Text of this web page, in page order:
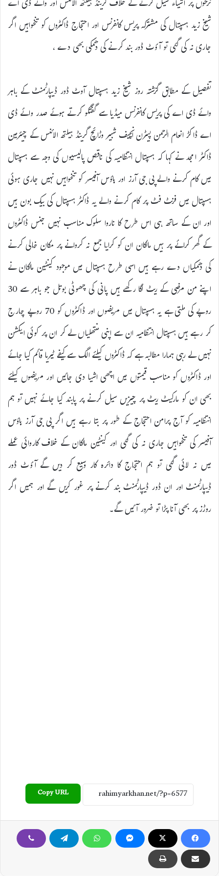
شیخ زید ہسپتال کی مشترکہ پریس کانفرنس اور احتجاج ڈاکٹروں کو تنخواہیں اگر
جاری نہ کی گئی تو آؤٹ ڈور بند کرنے کی دھمکی بھی دے ،
تفصیل کے مطابق گزشتہ روز شیخ زید ہسپتال آوٹ ڈور ڈیپارٹمنٹ کے باہر
وائے ڈی اے کی پریس کانفرنس میڈیا سے گفتگو کرتے ہوئے صدر وائے ڈی
اے ڈاکڑ انعام الرحمن پیٹرن انچیف شبیر وڑائچ گرینڈ ہیلتھ الائنس کے چیئرمین
ڈاکٹر امجد نے کہا کہ ہسپتال انتظامیہ کی ناقص پالیسیوں کی وجہ سے ہسپتال
میں کام کرنے والے پی جی آرز اور ہاؤس آفیسر کو تنخواہیں نہیں جاری ہوئی
ہسپتال میں فرنٹ فٹ پر کام کرنے والے یہ ڈاکٹر ہسپتال کی بیک بون ہیں
اور ان کے ساتھ ہی اس طرح کا ناروا سلوک مناسب نہیں جنس ڈاکٹروں
کے گھر کرائے پر ہیں مالکان ان کو کرایا جمع نہ کروانے پر مکان خالی کرنے
کی دھمکیاں دے رہے ہیں اسی طرح ہسپتال میں موجود کینٹین مالکان نے
اپنے من مرضی کے ریٹ لگا رکھے ہیں پانی کی چھوٹی بوتل جو باہر سے 30
روپے کی ملتی ہے یہ ہسپتال میں مریضوں اور ڈاکٹروں کو 70 روپے چارج
کر رہے ہیں ہسپتال انتظامیہ ان سے اپنی منتھلیاں لے کر ان پر کوئی ایکشن
نہیں لے رہی ہمارا مطالبہ ہے کہ ڈاکٹروں کیلئے الگ سے کیفے ٹیریا قائم کیا جائے
اور ڈاکٹروں کو مناسب قیمتوں میں اچھی اشیا دی جائیں اور مریضوں کیلئے
بھی ان کو مارکیٹ ریٹ پر چیزیں سیل کرنے پر پابند کیا جائے نہیں تو ہم
انتظامیہ کو آج پرامن احتجاج کے طور پر بتا رہے ہیں اگر پی جی آرز ہاؤس
آفیسر کی تنخواہیں جاری نہ کی گئی اور کینٹین مالکان کے خلاف کاروائی عملے
میں نہ لائی گئی تو ہم احتجاج کا دائرہ کار وسیع کر دیں گے آؤٹ ڈور
ڈیپارٹمنٹ اور ان ڈور ڈیپارٹمنٹ بند کرنے پر غور کریں گے اور ہمیں اگر
روڑز پر بھی آنا پڑا تو ضرور آئیں گے۔
Copy URL